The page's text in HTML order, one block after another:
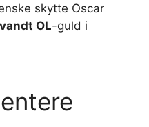
skytte Oscar
vandt OL-guld i